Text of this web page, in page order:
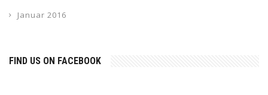
Januar 2016
FIND US ON FACEBOOK